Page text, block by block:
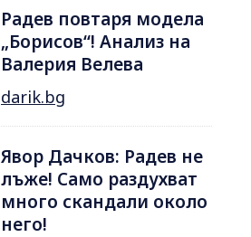
Радев повтаря модела
„Борисов“! Анализ на
Валерия Велева
darik.bg
Явор Дачков: Радев не
лъже! Само раздухват
много скандали около
него!